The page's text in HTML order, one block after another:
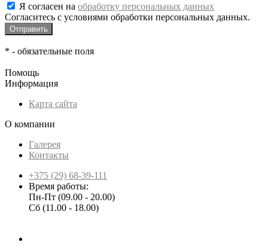
Я согласен на обработку персональных данных
Согласитесь с условиями обработки персональных данных.
* - обязательные поля
Помощь
Информация
Карта сайта
О компании
Галерея
Контакты
+375 (29) 68-39-111
Время работы:
Пн-Пт (09.00 - 20.00)
Сб (11.00 - 18.00)